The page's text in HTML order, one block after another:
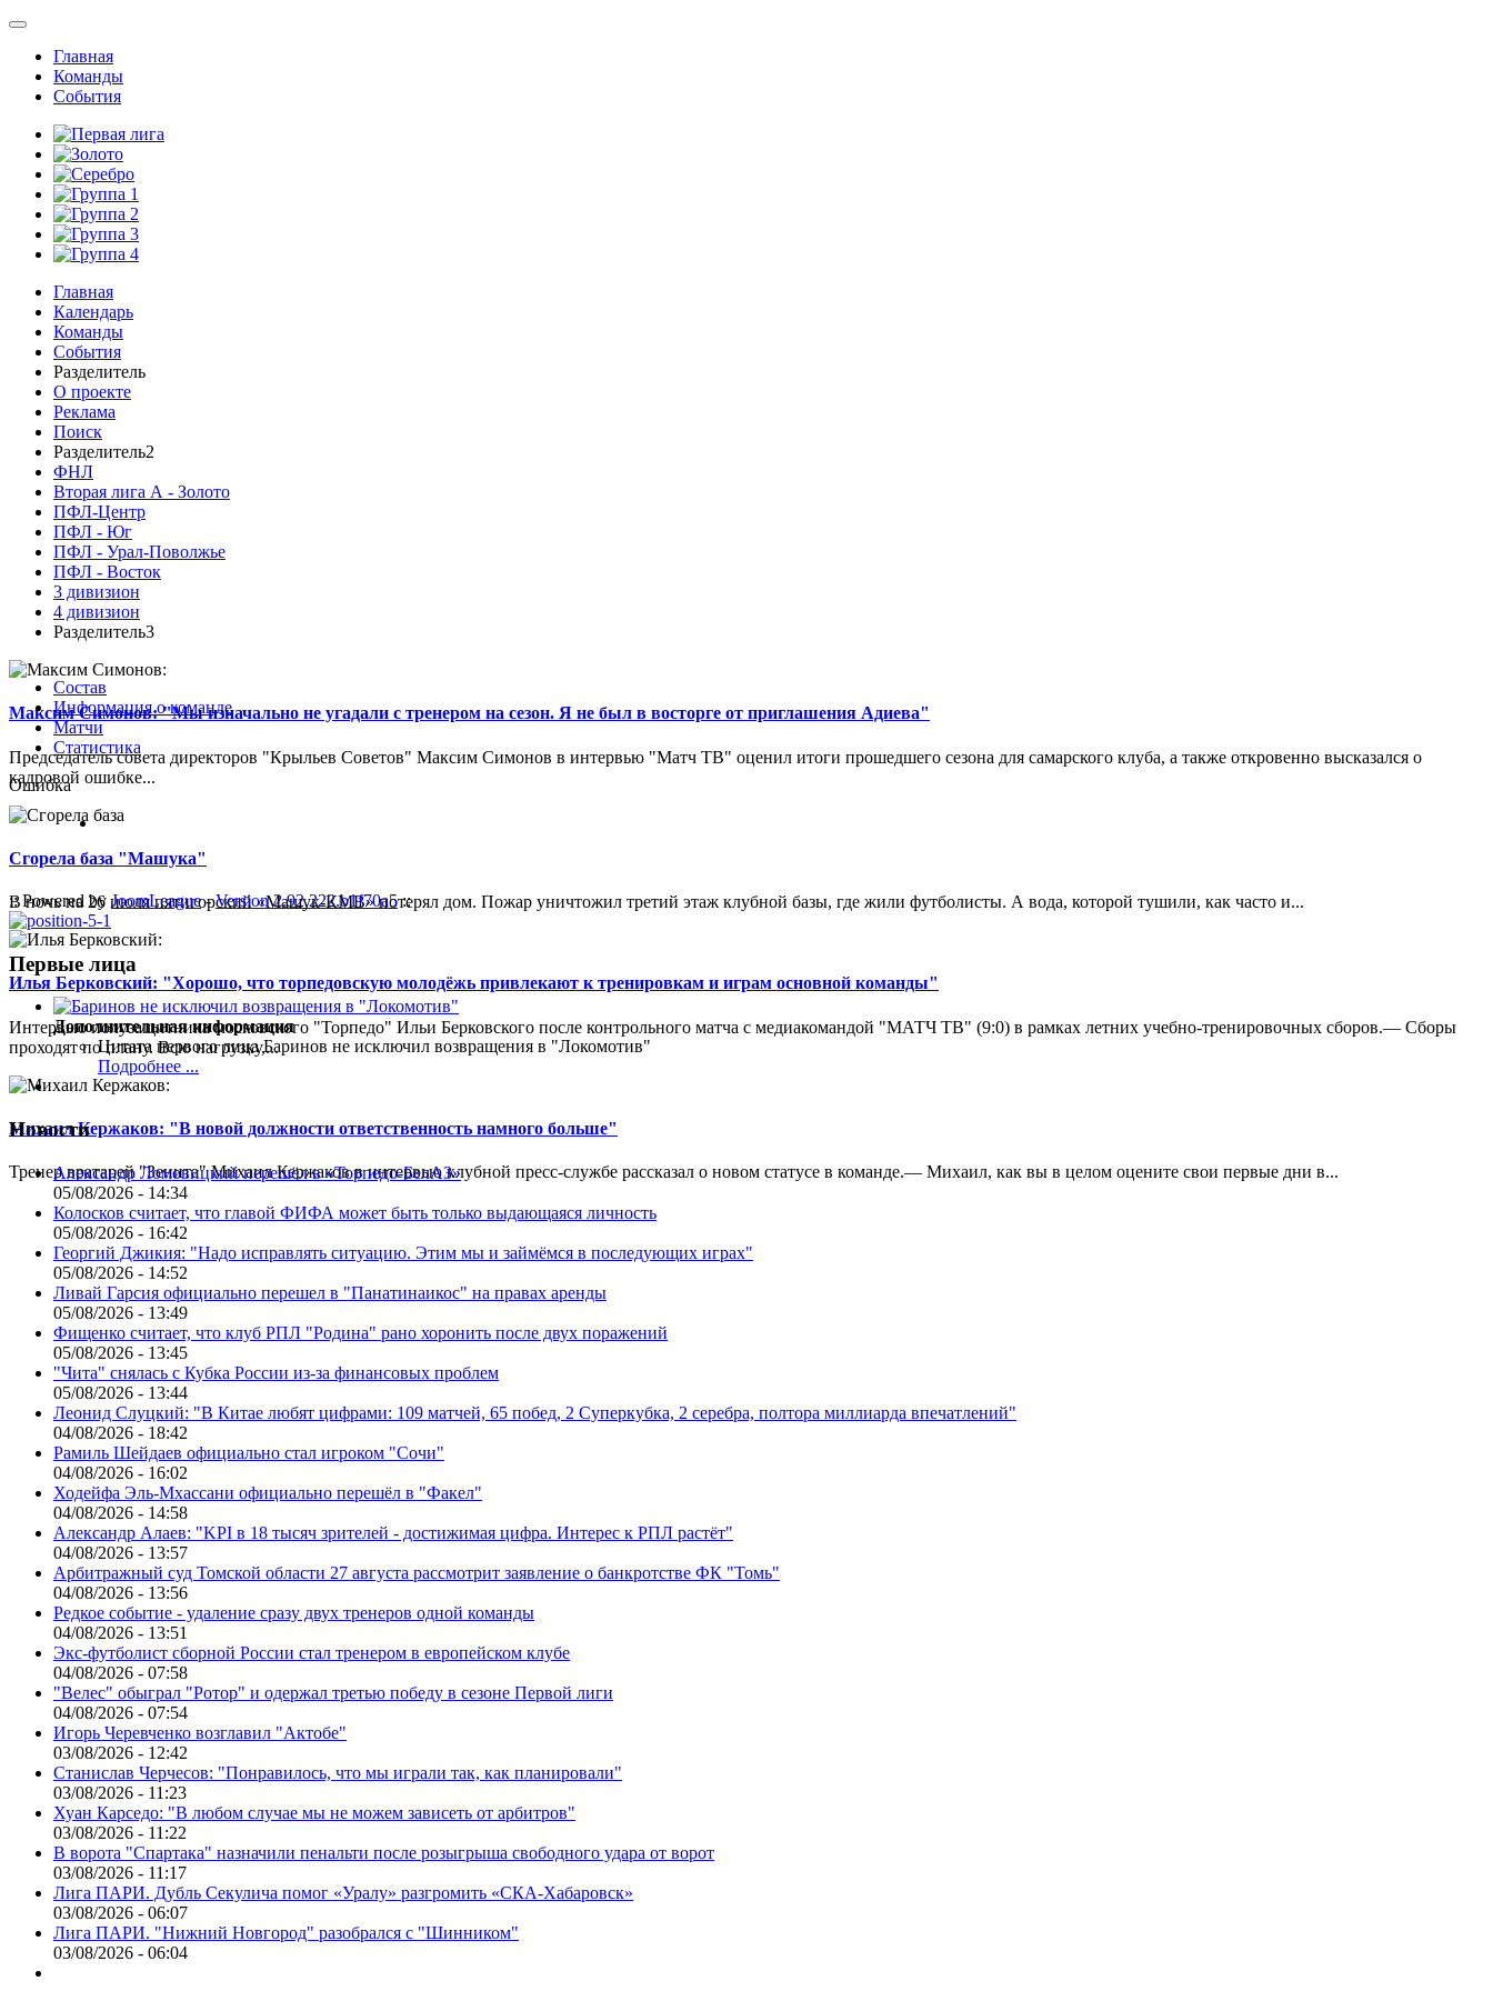
Главная
Команды
События
Главная
Календарь
Команды
События
Разделитель
О проекте
Реклама
Поиск
Разделитель2
ФНЛ
Вторая лига А - Золото
ПФЛ-Центр
ПФЛ - Юг
ПФЛ - Урал-Поволжье
ПФЛ - Восток
3 дивизион
4 дивизион
Разделитель3
Максим Симонов: "Мы изначально не угадали с тренером на сезон. Я не был в восторге от приглашения Адиева"
Председатель совета директоров "Крыльев Советов" Максим Симонов в интервью "Матч ТВ" оценил итоги прошедшего сезона для самарского клуба, а также откровенно высказался о
кадровой ошибке...
Сгорела база "Машука"
В ночь на 26 июля пятигорский «Машук-КМВ» потерял дом. Пожар уничтожил третий этаж клубной базы, где жили футболисты. А вода, которой тушили, как часто и...
Илья Берковский: "Хорошо, что торпедовскую молодёжь привлекают к тренировкам и играм основной команды"
Интервью полузащитника московского "Торпедо" Ильи Берковского после контрольного матча с медиакомандой "МАТЧ ТВ" (9:0) в рамках летних учебно-тренировочных сборов.— Сборы
проходят по плану. Всю нагрузку,...
Михаил Кержаков: "В новой должности ответственность намного больше"
Тренер вратарей "Зенита" Михаил Кержаков в интервью клубной пресс-службе рассказал о новом статусе в команде.— Михаил, как вы в целом оцените свои первые дни в...
Состав
Информация о команде
Матчи
Статистика
Ошибка
:: Powered byJoomLeague-Version 2.92.222.b1f70a5::
Первые лица
Дополнительная информация
Цитата первого лица Баринов не исключил возвращения в "Локомотив"
Подробнее ...
Новости
Александр Ломовицкий перешёл в «Торпедо-БелАЗ»
05/08/2026 - 14:34
Колосков считает, что главой ФИФА может быть только выдающаяся личность
05/08/2026 - 16:42
Георгий Джикия: "Надо исправлять ситуацию. Этим мы и займёмся в последующих играх"
05/08/2026 - 14:52
Ливай Гарсия официально перешел в "Панатинаикос" на правах аренды
05/08/2026 - 13:49
Фищенко считает, что клуб РПЛ "Родина" рано хоронить после двух поражений
05/08/2026 - 13:45
"Чита" снялась с Кубка России из-за финансовых проблем
05/08/2026 - 13:44
Леонид Слуцкий: "В Китае любят цифрами: 109 матчей, 65 побед, 2 Суперкубка, 2 серебра, полтора миллиарда впечатлений"
04/08/2026 - 18:42
Рамиль Шейдаев официально стал игроком "Сочи"
04/08/2026 - 16:02
Ходейфа Эль-Мхассани официально перешёл в "Факел"
04/08/2026 - 14:58
Александр Алаев: "KPI в 18 тысяч зрителей - достижимая цифра. Интерес к РПЛ растёт"
04/08/2026 - 13:57
Арбитражный суд Томской области 27 августа рассмотрит заявление о банкротстве ФК "Томь"
04/08/2026 - 13:56
Редкое событие - удаление сразу двух тренеров одной команды
04/08/2026 - 13:51
Экс-футболист сборной России стал тренером в европейском клубе
04/08/2026 - 07:58
"Велес" обыграл "Ротор" и одержал третью победу в сезоне Первой лиги
04/08/2026 - 07:54
Игорь Черевченко возглавил "Актобе"
03/08/2026 - 12:42
Станислав Черчесов: "Понравилось, что мы играли так, как планировали"
03/08/2026 - 11:23
Хуан Карседо: "В любом случае мы не можем зависеть от арбитров"
03/08/2026 - 11:22
В ворота "Спартака" назначили пенальти после розыгрыша свободного удара от ворот
03/08/2026 - 11:17
Лига ПАРИ. Дубль Секулича помог «Уралу» разгромить «СКА-Хабаровск»
03/08/2026 - 06:07
Лига ПАРИ. "Нижний Новгород" разобрался с "Шинником"
03/08/2026 - 06:04